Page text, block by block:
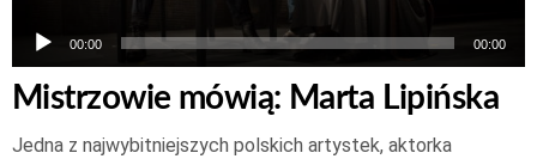
00:00 00:00
Mistrzowie mówią: Marta Lipińska
Jedna z najwybitniejszych polskich artystek, aktorka